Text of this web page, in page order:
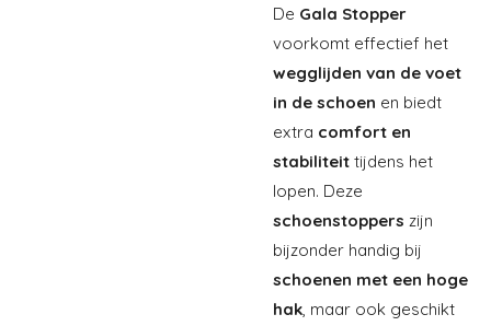
De Gala Stopper
voorkomt effectief het
wegglijden van de voet
in de schoen en biedt
extra comfort en
stabiliteit tijdens het
lopen. Deze
schoenstoppers zijn
bijzonder handig bij
schoenen met een hoge
hak, maar ook geschikt